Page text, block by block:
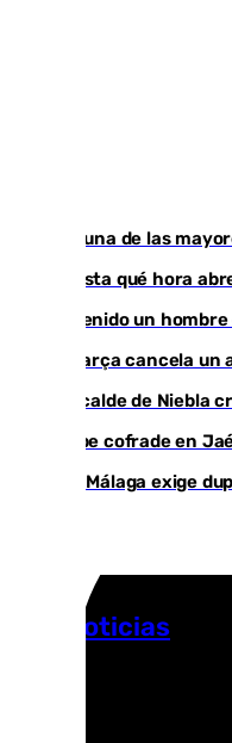
Cae una de las
¿Hasta qué hora
Detenido un
El Barça cancela
El acalde de Niebla
Golpe cofrade en
Con Málaga exige
Más noticias